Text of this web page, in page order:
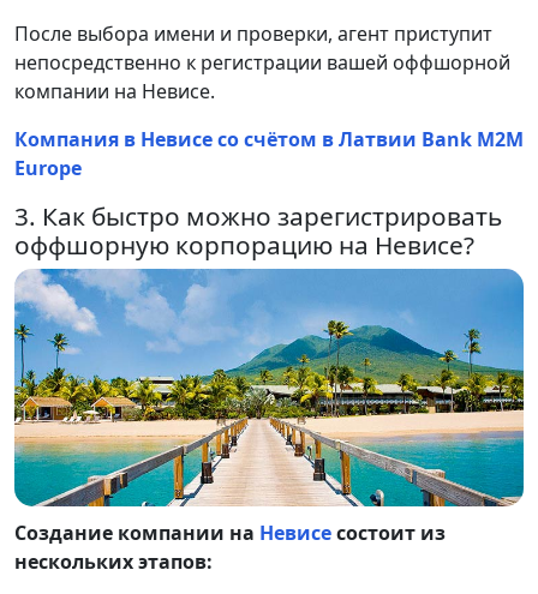
После выбора имени и проверки, агент приступит
непосредственно к регистрации вашей оффшорной
компании на Невисе.
Компания в Невисе со счётом в Латвии Bank M2M
Europe
3. Как быстро можно зарегистрировать
оффшорную корпорацию на Невисе?
Создание компании на Невисесостоит из
нескольких этапов: